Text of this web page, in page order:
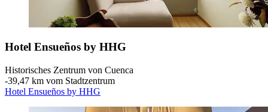
Hotel Ensueños by HHG
Historisches Zentrum von Cuenca
‐39,47 km vom Stadtzentrum
Hotel Ensueños by HHG